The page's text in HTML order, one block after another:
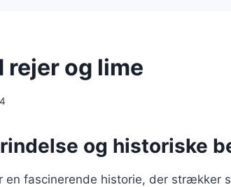
og lime
og historiske
en fascinerende historie, der strækker